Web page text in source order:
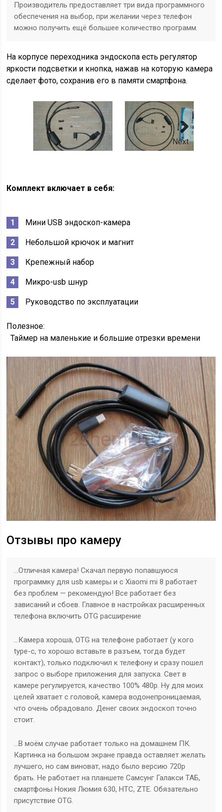
Производитель предоставляет три вида программного
обеспечения на выбор, при желании через телефон
можно получить ещё большее количество программ.
На корпусе переходника эндоскопа есть регулятор
яркости подсветки и кнопка, нажав на которую камера
сделает фото, сохранив его в памяти смартфона.
Next
Комплект включает в себя:
Мини USB эндоскоп-камера
Небольшой крючок и магнит
Крепежный набор
Микро-usb шнур
Руководство по эксплуатации
Полезное:
Таймер на маленькие и большие отрезки времени
Отзывы про камеру
…Отличная камера! Скачал первую попавшуюся
программку для usb камеры и с Xiaomi mi 8 работает
без проблем — рекомендую! Все работает без
зависаний и сбоев. Главное в настройках расширенных
телефона включить OTG расширение
…Камера хороша, OTG на телефоне работает (у кого
type-c, то хорошо вставьте в разъем, тогда будет
контакт), только подключил к телефону и сразу пошел
запрос о выборе приложения для запуска. Свет в
камере регулируется, качество 100% 480р. Ну для моих
целей хватает с головой, камера водонепроницаемая,
что очень обрадовало. Денег своих эндоскоп точно
стоит.
…В моём случае работает только на домашнем ПК.
Картинка на большом экране правда оставляет желать
лучшего, но сам виноват, надо было версию 720р
брать. Не работает на планшете Самсунг Галакси ТАБ,
смартфоны Нокия Люмия 630, HTC, ZTE. Обязательно
присутствие OTG.